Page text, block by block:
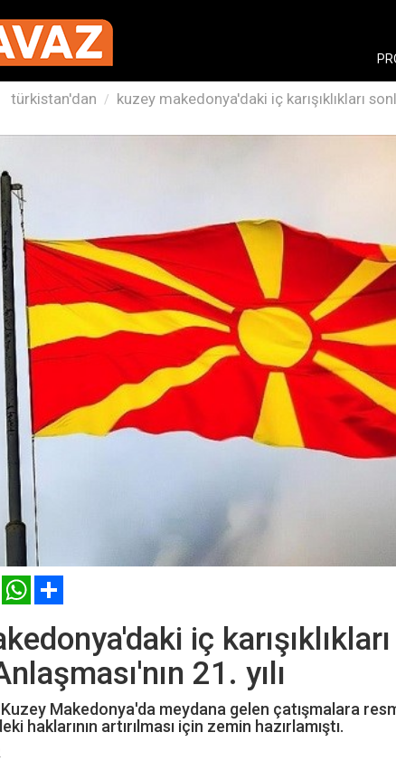
türkistan'dan kuzey makedonya'daki iç karışıklıkları
VK WhatsApp
iç
21. yılı
Makedonya'da meydana gelen çatışmalara
haklarının artırılması için zemin hazırlamıştı.